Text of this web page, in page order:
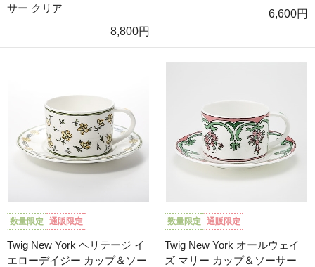
サー クリア
8,800円
6,600円
数量限定 通販限定
Twig New York ヘリテージ イ
エローデイジー カップ＆ソー
数量限定 通販限定
Twig New York オールウェイ
ズ マリー カップ＆ソーサー